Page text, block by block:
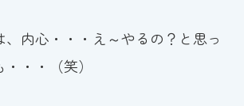
、内心・・・え～やるの？と思っ
・・（笑）